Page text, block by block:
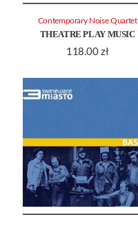
THEATRE PLAY MUSIC
118.00 zł
Contemporary Noise Quartet